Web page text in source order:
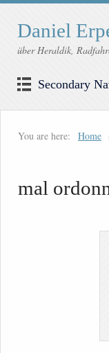
Daniel
über Heraldik,
Secondary
You are here: Home
mal